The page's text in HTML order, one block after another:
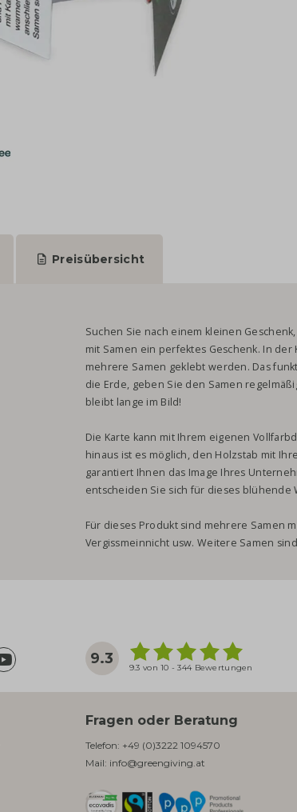
Preisübersicht
Suchen Sie nach einem kleinen
mit Samen ein perfektes Geschenk. In
mehrere Samen geklebt werden. Das
die Erde, geben Sie den Samen
bleibt lange im Bild!
Die Karte kann mit Ihrem eigenen
hinaus ist es möglich, den Holzstab mit
garantiert Ihnen das Image Ihres
entscheiden Sie sich für dieses blühende
Für dieses Produkt sind mehrere Samen
Vergissmeinnicht usw. Weitere Samen
9.3
9.3 von 10 - 344 Bewertungen
Fragen oder Beratung
Telefon: +49 (0)3222 1094570
Mail: info@greengiving.at